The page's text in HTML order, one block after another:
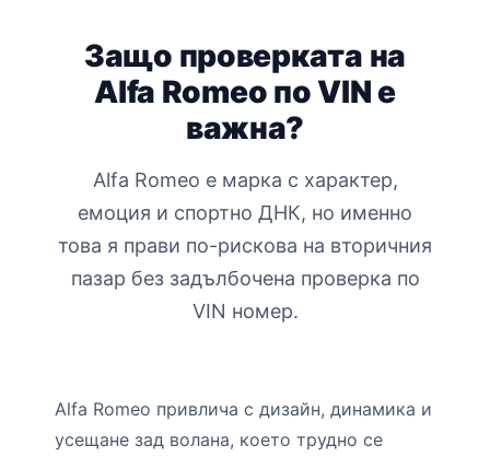
Защо проверката на
Alfa Romeo по VIN е
важна?
Alfa Romeo е марка с характер,
емоция и спортно ДНК, но именно
това я прави по-рискова на вторичния
пазар без задълбочена проверка по
VIN номер.
Alfa Romeo привлича с дизайн, динамика и
усещане зад волана, което трудно се